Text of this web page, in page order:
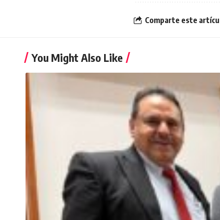
Comparte este
You Might Also Like